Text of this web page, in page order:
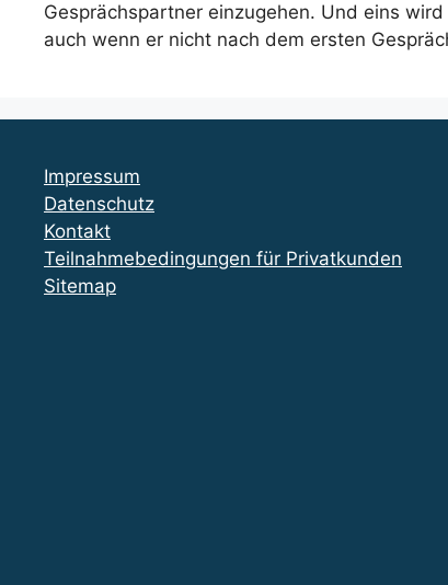
Gesprächspartner einzugehen. Und eins
auch wenn er nicht nach dem ersten
Impressum
Datenschutz
Kontakt
Teilnahmebedingungen für Privatkunden
Sitemap